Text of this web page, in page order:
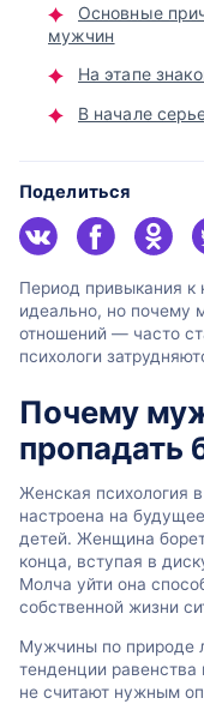
Основные
мужчин
На этапе
В начале
Поделиться
Период привыкания к
идеально, но почему
отношений — часто
психологи
Почему
пропадать
Женская психология
настроена на
детей. Женщина
конца, вступая в
Молча уйти она
собственной жизни
Мужчины по природе
тенденции
не считают нужным